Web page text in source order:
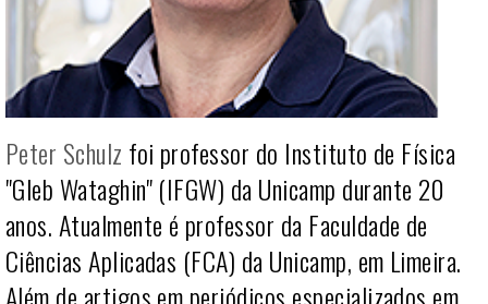
Peter Schulz foi professor do Instituto de Física
"Gleb Wataghin"(IFGW) da Unicamp durante 20
anos. Atualmente é professor da Faculdade de
Ciências Aplicadas (FCA) da Unicamp, em Limeira.
Além de artigos em periódicos especializados em